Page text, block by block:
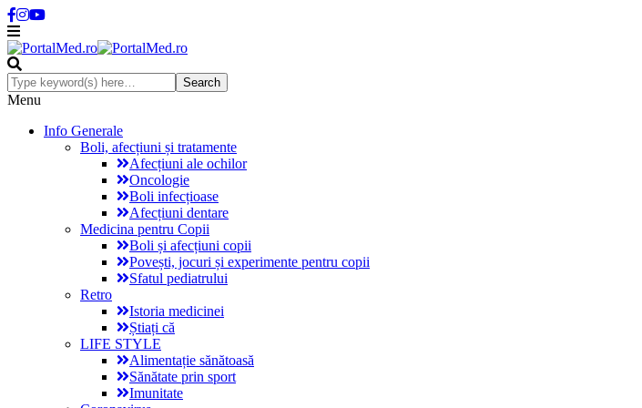
Menu
Info Generale
Boli, afecțiuni și tratamente
Afecțiuni ale ochilor
Oncologie
Boli infecțioase
Afecțiuni dentare
Medicina pentru Copii
Boli și afecțiuni copii
Povești, jocuri și experimente pentru copii
Sfatul pediatrului
Retro
Istoria medicinei
Știați că
LIFE STYLE
Alimentație sănătoasă
Sănătate prin sport
Imunitate